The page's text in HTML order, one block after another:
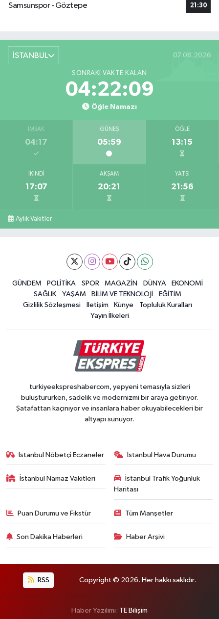
Samsunspor - Göztepe
21:30
İSTANBUL 07.08.2026
SONRAKI VAKTE KALAN
04:22:09
Öğle Namazı
İMSAK
04:17
GÜNEŞ
05:59
ÖĞLE
13:15
İKINDI
17:07
AKŞAM
20:21
YATSI
21:56
Aylık Vakitler
GÜNDEM POLİTİKA SPOR MAGAZİN DÜNYA
EKONOMİ
SAĞLIK
YAŞAM BİLİM VE TEKNOLOJİ
EĞİTİM
Gizlilik Sözleşmesi
İletişim Künye
Topluluk Kuralları
Yayın İlkeleri
turkiyeekspreshabercom, yepyeni temasıyla sizleri
buluştururken, sadelik ve modernizmi bir araya getiriyor.
Şatafattan kaçınıyor ve insanlara haber okuyabilecekleri bir
altyapı sunuyor.
İstanbul Nöbetçi Eczaneler İstanbul Hava Durumu
İstanbul Namaz Vakitleri
İstanbul Trafik Yoğunluk
Haritası
Puan Durumu ve Fikstür Tüm Manşetler
Son Dakika Haberleri Haber Arşivi
RSS Copyright © 2026. Her hakkı saklıdır.
Haber Yazılımı: TE Bilişim